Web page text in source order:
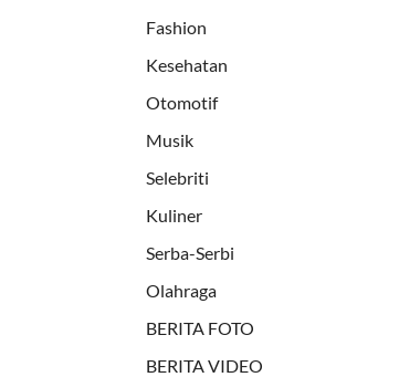
Fashion
Kesehatan
Otomotif
Musik
Selebriti
Kuliner
Serba-Serbi
Olahraga
BERITA FOTO
BERITA VIDEO